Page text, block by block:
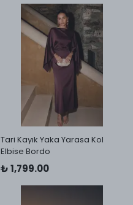
Tari Kayık Yaka Yarasa Kol
Elbise Bordo
₺ 1,799.00